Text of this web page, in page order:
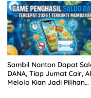
Sambil Nonton Dapat
DANA, Tiap Jumat Cair,
Melolo Kian Jadi Pilihan